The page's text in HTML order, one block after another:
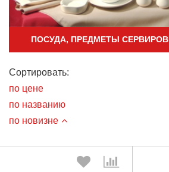
ПОСУДА, ПРЕДМЕТЫ
Сортировать:
по цене
по названию
по новизне